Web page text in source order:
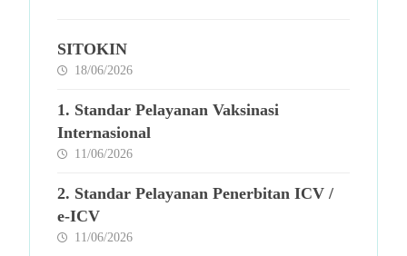
SITOKIN
18/06/2026
1. Standar Pelayanan Vaksinasi
Internasional
11/06/2026
2. Standar Pelayanan Penerbitan ICV /
e-ICV
11/06/2026